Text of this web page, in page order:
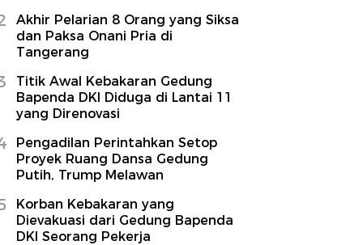
Akhir Pelarian 8 Orang yang Siksa
dan Paksa Onani Pria di
Tangerang
Titik Awal Kebakaran Gedung
Bapenda DKI Diduga di Lantai 11
yang Direnovasi
Pengadilan Perintahkan Setop
Proyek Ruang Dansa Gedung
Putih, Trump Melawan
Korban Kebakaran yang
Dievakuasi dari Gedung Bapenda
DKI Seorang Pekerja